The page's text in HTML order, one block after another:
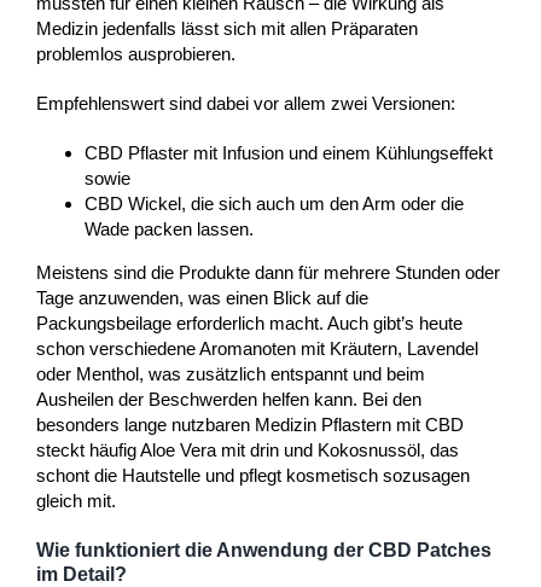
Medizin jedenfalls lässt sich mit allen Präparaten
problemlos ausprobieren.
Empfehlenswert sind dabei vor allem zwei Versionen:
CBD Pflaster mit Infusion und einem Kühlungseffekt
sowie
CBD Wickel, die sich auch um den Arm oder die
Wade packen lassen.
Meistens sind die Produkte dann für mehrere Stunden oder
Tage anzuwenden, was einen Blick auf die
Packungsbeilage erforderlich macht. Auch gibt’s heute
schon verschiedene Aromanoten mit Kräutern, Lavendel
oder Menthol, was zusätzlich entspannt und beim
Ausheilen der Beschwerden helfen kann. Bei den
besonders lange nutzbaren Medizin Pflastern mit CBD
steckt häufig Aloe Vera mit drin und Kokosnussöl, das
schont die Hautstelle und pflegt kosmetisch sozusagen
gleich mit.
Wie funktioniert die Anwendung der CBD Patches
im Detail?